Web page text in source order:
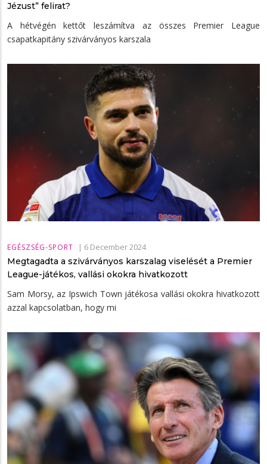
Jézust” felirat?
A hétvégén kettőt leszámítva az összes Premier League
csapatkapitány szivárványos karszala
EGÉSZSÉG-SPORT | 6 December 2024
Megtagadta a szivárványos karszalag viselését a Premier
League-játékos, vallási okokra hivatkozott
Sam Morsy, az Ipswich Town játékosa vallási okokra hivatkozott
azzal kapcsolatban, hogy mi